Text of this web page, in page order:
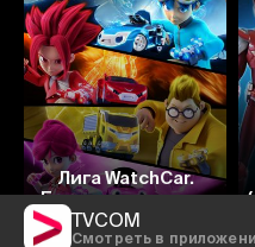
TVCOM
Смотреть в
Лига WatchCar.
Битвы чемпионов
8.4 7.4